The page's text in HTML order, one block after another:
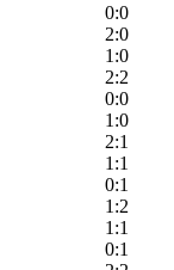
0:0
2:0
1:0
2:2
0:0
1:0
2:1
1:1
0:1
1:2
1:1
0:1